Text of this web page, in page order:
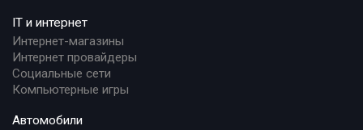
IT и интернет
Интернет-магазины
Интернет провайдеры
Социальные сети
Компьютерные игры
Автомобили